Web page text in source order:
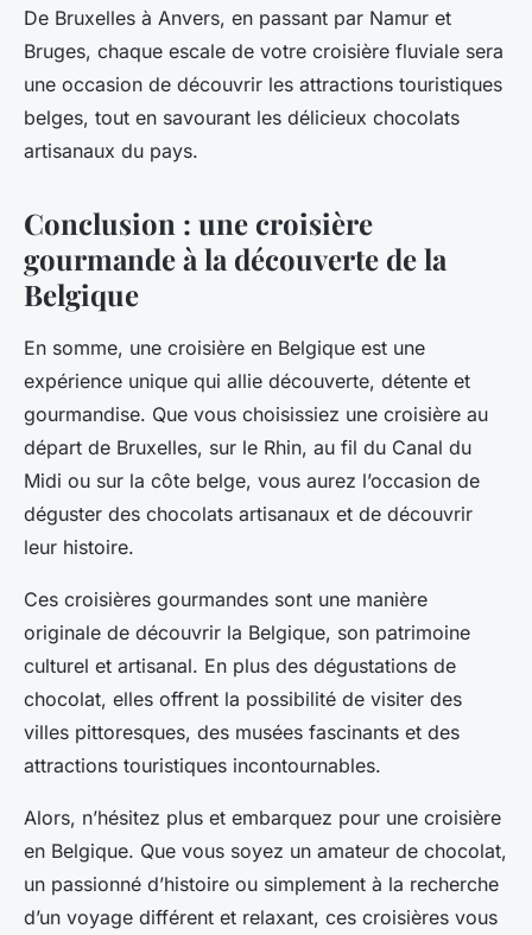
De Bruxelles à Anvers, en passant par Namur et
Bruges, chaque escale de votre croisière fluviale sera
une occasion de découvrir les attractions touristiques
belges, tout en savourant les délicieux chocolats
artisanaux du pays.
Conclusion : une croisière
gourmande à la découverte de la
Belgique
En somme, une croisière en Belgique est une
expérience unique qui allie découverte, détente et
gourmandise. Que vous choisissiez une croisière au
départ de Bruxelles, sur le Rhin, au fil du Canal du
Midi ou sur la côte belge, vous aurez l’occasion de
déguster des chocolats artisanaux et de découvrir
leur histoire.
Ces croisières gourmandes sont une manière
originale de découvrir la Belgique, son patrimoine
culturel et artisanal. En plus des dégustations de
chocolat, elles offrent la possibilité de visiter des
villes pittoresques, des musées fascinants et des
attractions touristiques incontournables.
Alors, n’hésitez plus et embarquez pour une croisière
en Belgique. Que vous soyez un amateur de chocolat,
un passionné d’histoire ou simplement à la recherche
d’un voyage différent et relaxant, ces croisières vous